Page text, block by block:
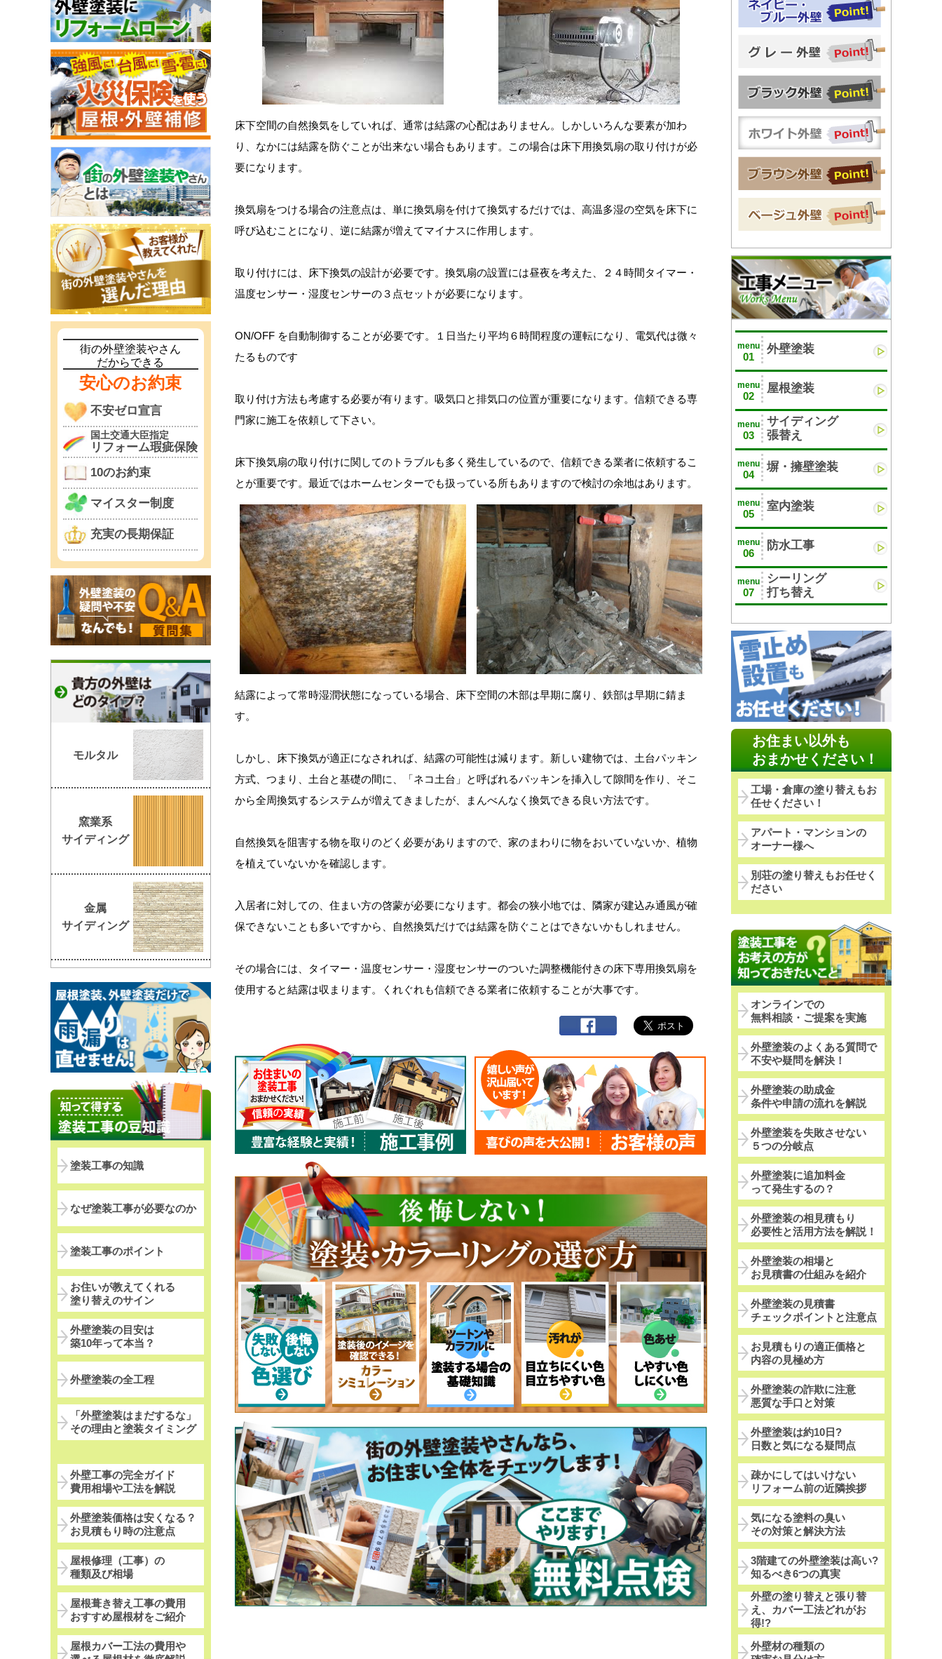
床下空間の自然換気をしていれば、通常は結露の心配はありません。しかしいろんな要素が加わ
り、なかには結露を防ぐことが出来ない場合もあります。この場合は床下用換気扇の取り付けが必
要になります。
換気扇をつける場合の注意点は、単に換気扇を付けて換気するだけでは、高温多湿の空気を床下に
呼び込むことになり、逆に結露が増えてマイナスに作用します。
取り付けには、床下換気の設計が必要です。換気扇の設置には昼夜を考えた、２４時間タイマー・
温度センサー・湿度センサーの３点セットが必要になります。
ON/OFF を自動制御することが必要です。１日当たり平均６時間程度の運転になり、電気代は微々
たるものです
取り付け方法も考慮する必要が有ります。吸気口と排気口の位置が重要になります。信頼できる専
門家に施工を依頼して下さい。
床下換気扇の取り付けに関してのトラブルも多く発生しているので、信頼できる業者に依頼するこ
とが重要です。最近ではホームセンターでも扱っている所もありますので検討の余地はあります。
結露によって常時湿潤状態になっている場合、床下空間の木部は早期に腐り、鉄部は早期に錆ま
す。
しかし、床下換気が適正になされれば、結露の可能性は減ります。新しい建物では、土台パッキン
方式、つまり、土台と基礎の間に、「ネコ土台」と呼ばれるパッキンを挿入して隙間を作り、そこ
から全周換気するシステムが増えてきましたが、まんべんなく換気できる良い方法です。
自然換気を阻害する物を取りのどく必要がありますので、家のまわりに物をおいていないか、植物
を植えていないかを確認します。
入居者に対しての、住まい方の啓蒙が必要になります。都会の狭小地では、隣家が建込み通風が確
保できないことも多いですから、自然換気だけでは結露を防ぐことはできないかもしれません。
その場合には、タイマー・温度センサー・湿度センサーのついた調整機能付きの床下専用換気扇を
使用すると結露は収まります。くれぐれも信頼できる業者に依頼することが大事です。
menu
01
外壁塗装
menu
02
屋根塗装
menu
03
サイディング
張替え
menu
04
塀・擁壁塗装
menu
05
室内塗装
menu
06
防水工事
menu
07
シーリング
打ち替え
お住まい以外も
おまかせください！
工場・倉庫の塗り替えもお
任せください！
アパート・マンションの
オーナー様へ
別荘の塗り替えもお任せく
ださい
オンラインでの
無料相談・ご提案を実施
外壁塗装のよくある質問で
不安や疑問を解決！
外壁塗装の助成金
条件や申請の流れを解説
外壁塗装を失敗させない
５つの分岐点
外壁塗装に追加料金
って発生するの？
外壁塗装の相見積もり
必要性と活用方法を解説！
外壁塗装の相場と
お見積書の仕組みを紹介
外壁塗装の見積書
チェックポイントと注意点
お見積もりの適正価格と
内容の見極め方
外壁塗装の詐欺に注意
悪質な手口と対策
外壁塗装は約10日?
日数と気になる疑問点
疎かにしてはいけない
リフォーム前の近隣挨拶
気になる塗料の臭い
その対策と解決方法
3階建ての外壁塗装は高い?
知るべき6つの真実
外壁の塗り替えと張り替
え、カバー工法どれがお
得!?
外壁材の種類の
街の外壁塗装やさん
だからできる
安心のお約束
不安ゼロ宣言
国土交通大臣指定
リフォーム瑕疵保険
10のお約束
マイスター制度
充実の長期保証
モルタル
窯業系
サイディング
金属
サイディング
塗装工事の知識
なぜ塗装工事が必要なのか
塗装工事のポイント
お住いが教えてくれる
塗り替えのサイン
外壁塗装の目安は
築10年って本当？
外壁塗装の全工程
「外壁塗装はまだするな」
その理由と塗装タイミング
外壁工事の完全ガイド
費用相場や工法を解説
外壁塗装価格は安くなる？
お見積もり時の注意点
屋根修理（工事）の
種類及び相場
屋根葺き替え工事の費用
おすすめ屋根材をご紹介
屋根カバー工法の費用や